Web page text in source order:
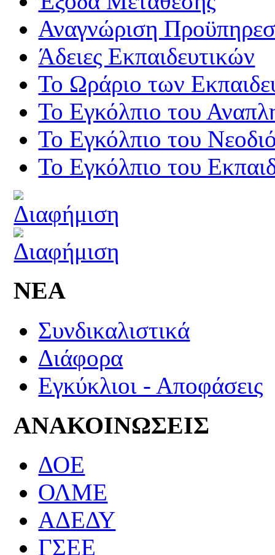
Αναγνώριση
Άδειες Εκπαιδευτικών
Το Ωράριο των
Το Εγκόλπιο του
Το Εγκόλπιο του
Το Εγκόλπιο του
ΝΕΑ
Συνδικαλιστικά
Διάφορα
Εγκύκλιοι - Αποφάσεις
ΑΝΑΚΟΙΝΩΣΕΙΣ
ΔΟΕ
ΟΛΜΕ
ΑΔΕΔΥ
ΓΣΕΕ